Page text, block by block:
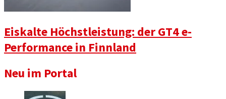
Eiskalte Höchstleistung: der GT4 e-
Performance in Finnland
Neu im Portal